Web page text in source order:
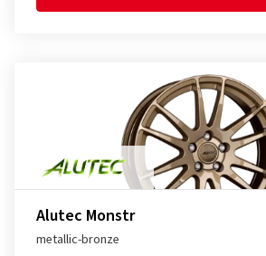
Alutec Monstr
metallic-bronze